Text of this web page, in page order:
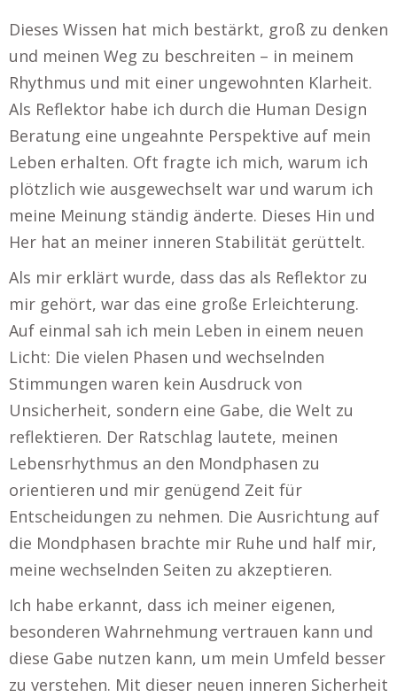
Dieses Wissen hat mich bestärkt, groß zu denken
und meinen Weg zu beschreiten – in meinem
Rhythmus und mit einer ungewohnten Klarheit.
Als Reflektor habe ich durch die Human Design
Beratung eine ungeahnte Perspektive auf mein
Leben erhalten. Oft fragte ich mich, warum ich
plötzlich wie ausgewechselt war und warum ich
meine Meinung ständig änderte. Dieses Hin und
Her hat an meiner inneren Stabilität gerüttelt.
Als mir erklärt wurde, dass das als Reflektor zu
mir gehört, war das eine große Erleichterung.
Auf einmal sah ich mein Leben in einem neuen
Licht: Die vielen Phasen und wechselnden
Stimmungen waren kein Ausdruck von
Unsicherheit, sondern eine Gabe, die Welt zu
reflektieren. Der Ratschlag lautete, meinen
Lebensrhythmus an den Mondphasen zu
orientieren und mir genügend Zeit für
Entscheidungen zu nehmen. Die Ausrichtung auf
die Mondphasen brachte mir Ruhe und half mir,
meine wechselnden Seiten zu akzeptieren.
Ich habe erkannt, dass ich meiner eigenen,
besonderen Wahrnehmung vertrauen kann und
diese Gabe nutzen kann, um mein Umfeld besser
zu verstehen. Mit dieser neuen inneren Sicherheit